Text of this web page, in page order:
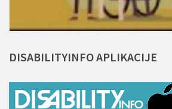
DISABILITYINFOAPLIKACIJE